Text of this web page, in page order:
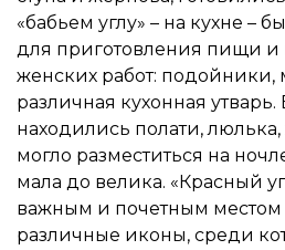
«бабьем углу» – на кухне –
для приготовления пищи и
женских работ: подойники,
различная кухонная
находились полати,
могло разместиться на
мала до велика. «Красный
важным и почетным местом
различные иконы, среди